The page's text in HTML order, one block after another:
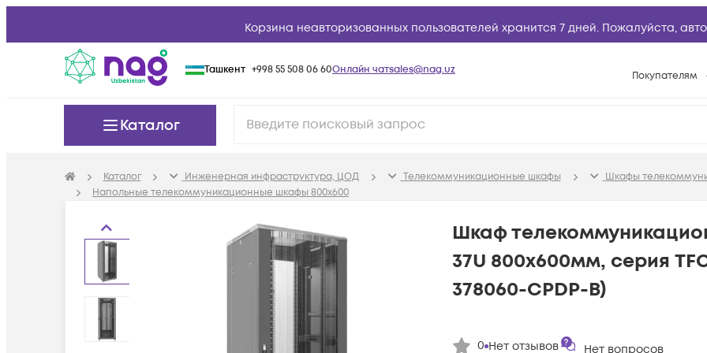
Корзина неавторизованных пользователей хранится 7 дней. Пожалуйста,
Ташкент +998 55 508 06 60Онлайн чатsales@nag.uz Покупателям
Вопросы и
База знаний
Каталог
Каталог Инженерная инфраструктура, ЦОД Телекоммуникационные шкафы
Шкафы
Напольные телекоммуникационные шкафы 800x600
Шкаф
37U 800x600мм, серия
378060-CPDP-B)
0 Нет отзывов Нет вопросов